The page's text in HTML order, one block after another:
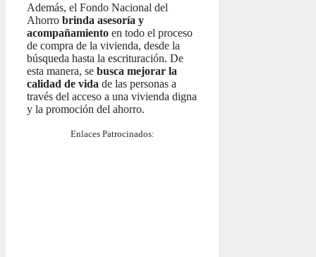
Además, el Fondo Nacional del
Ahorro brinda asesoría y
acompañamiento en todo el proceso
de compra de la vivienda, desde la
búsqueda hasta la escrituración. De
esta manera, se busca mejorar la
calidad de vida de las personas a
través del acceso a una vivienda digna
y la promoción del ahorro.
Enlaces Patrocinados: